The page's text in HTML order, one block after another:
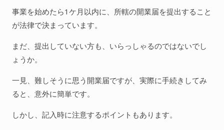
人間関係全般
衣食住
生き方
気づき
社会
WordPress
e
b
o
o
k
itt
er
e
n
a
e
事業を始めたら1ケ月以内に、所轄の開業届を提出すること
が法律で決まっています。
まだ、提出していない方も、いらっしゃるのではないでし
ょうか。
一見、難しそうに思う開業届ですが、実際に手続きしてみ
ると、意外に簡単です。
しかし、記入時に注意するポイントもあります。